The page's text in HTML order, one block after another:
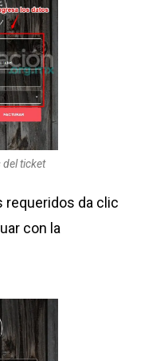
del ticket
requeridos da clic
con la